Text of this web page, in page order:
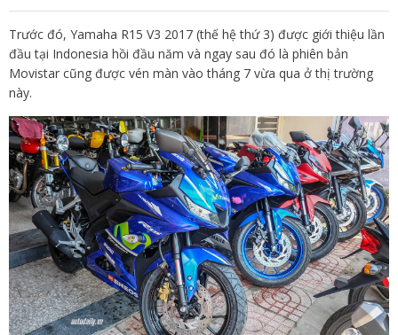
Trước đó, Yamaha R15 V3 2017 (thế hệ thứ 3) được giới thiệu lần
đầu tại Indonesia hồi đầu năm và ngay sau đó là phiên bản
Movistar cũng được vén màn vào tháng 7 vừa qua ở thị trường
này.